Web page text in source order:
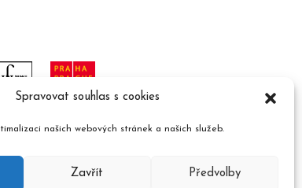
Spravovat souhlas s cookies
našich webových stránek a našich služeb.
Zavřít Předvolby